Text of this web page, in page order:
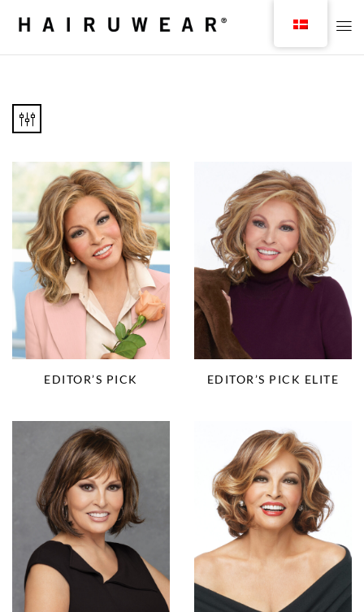
EDITOR’S PICK EDITOR’S PICK ELITE